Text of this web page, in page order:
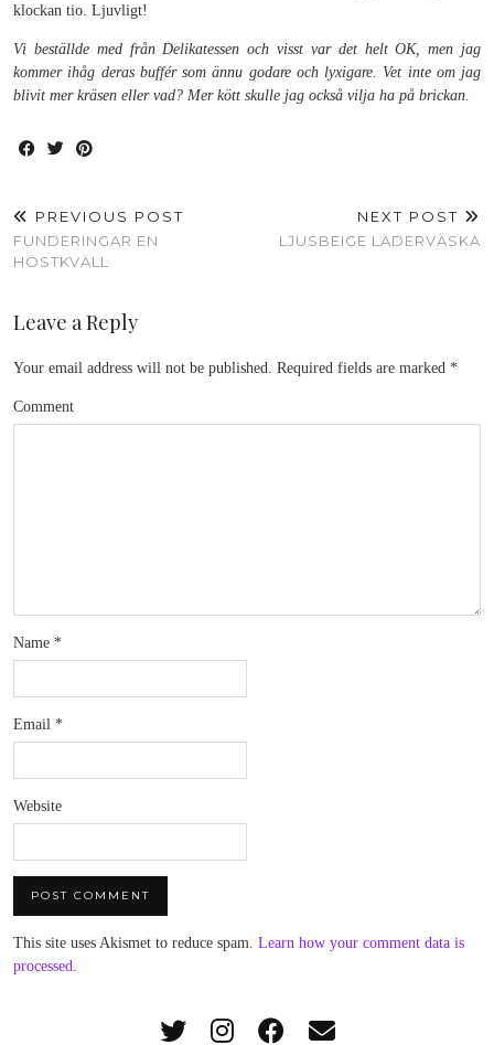
klockan tio. Ljuvligt!
Vi beställde med från Delikatessen och visst var det helt OK, men jag
kommer ihåg deras buffér som ännu godare och lyxigare. Vet inte om jag
blivit mer kräsen eller vad? Mer kött skulle jag också vilja ha på brickan.
PREVIOUS POST
FUNDERINGAR EN
HÖSTKVÄLL
NEXT POST
LJUSBEIGE LÄDERVÄSKA
Leave a Reply
Your email address will not be published. Required fields are marked *
Comment
Name *
Email *
Website
This site uses Akismet to reduce spam. Learn how your comment data is
processed